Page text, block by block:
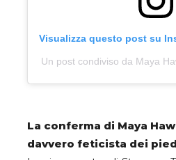
Visualizza questo post su
Un post condiviso da Maya
La conferma di Maya
davvero feticista dei